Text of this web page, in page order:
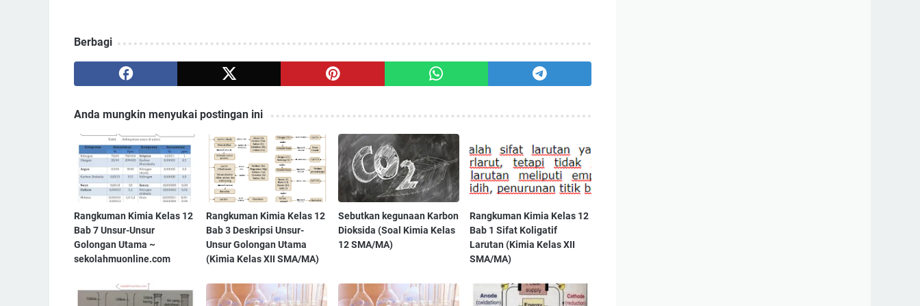
Berbagi
Anda mungkin menyukai postingan ini
Rangkuman Kimia Kelas 12
Bab 7 Unsur-Unsur
Golongan Utama ~
sekolahmuonline.com
Rangkuman Kimia Kelas 12
Bab 3 Deskripsi Unsur-
Unsur Golongan Utama
(Kimia Kelas XII SMA/MA)
Sebutkan kegunaan Karbon
Dioksida (Soal Kimia Kelas
12 SMA/MA)
Rangkuman Kimia Kelas 12
Bab 1 Sifat Koligatif
Larutan (Kimia Kelas XII
SMA/MA)